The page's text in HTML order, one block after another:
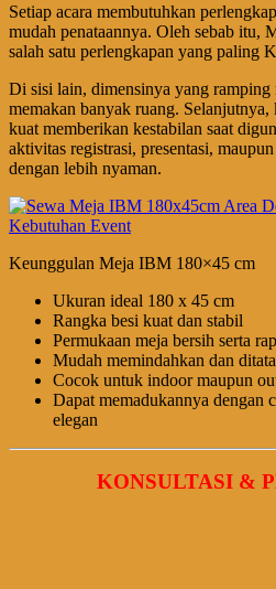
Setiap acara membutuhkan
mudah penataannya. Oleh sebab itu,
salah satu perlengkapan yang paling
Di sisi lain, dimensinya yang
memakan banyak ruang.
kuat memberikan kestabilan saat
aktivitas registrasi, presentasi,
dengan lebih nyaman.
Keunggulan Meja IBM 180×45 cm
Ukuran ideal 180 x 45 cm
Rangka besi kuat dan stabil
Permukaan meja bersih serta
Mudah memindahkan dan ditata
Cocok untuk indoor maupun
Dapat memadukannya dengan
elegan
KONSULTASI &